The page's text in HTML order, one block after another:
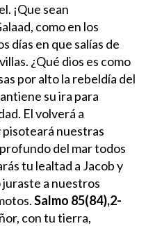
¡Que sean
como en los
días en que salías de
¿Qué dios es como
por alto la rebeldía del
su ira para
El volverá a
nuestras
del mar todos
tu lealtad a Jacob y
a nuestros
Salmo 85(84),2-
con tu tierra,